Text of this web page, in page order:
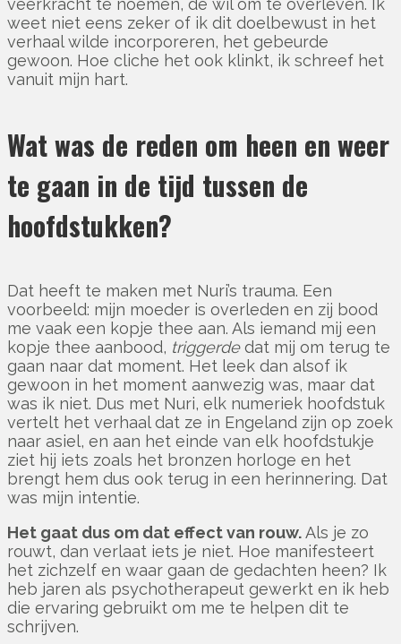
veerkracht te noemen, de wil om te overleven. Ik
weet niet eens zeker of ik dit doelbewust in het
verhaal wilde incorporeren, het gebeurde
gewoon. Hoe cliche het ook klinkt, ik schreef het
vanuit mijn hart.
Wat was de reden om heen en weer
te gaan in de tijd tussen de
hoofdstukken?
Dat heeft te maken met Nuri’s trauma. Een
voorbeeld: mijn moeder is overleden en zij bood
me vaak een kopje thee aan. Als iemand mij een
kopje thee aanbood, triggerdedat mij om terug te
gaan naar dat moment. Het leek dan alsof ik
gewoon in het moment aanwezig was, maar dat
was ik niet. Dus met Nuri, elk numeriek hoofdstuk
vertelt het verhaal dat ze in Engeland zijn op zoek
naar asiel, en aan het einde van elk hoofdstukje
ziet hij iets zoals het bronzen horloge en het
brengt hem dus ook terug in een herinnering. Dat
was mijn intentie.
Het gaat dus om dat effect van rouw.Als je zo
rouwt, dan verlaat iets je niet. Hoe manifesteert
het zichzelf en waar gaan de gedachten heen? Ik
heb jaren als psychotherapeut gewerkt en ik heb
die ervaring gebruikt om me te helpen dit te
schrijven.